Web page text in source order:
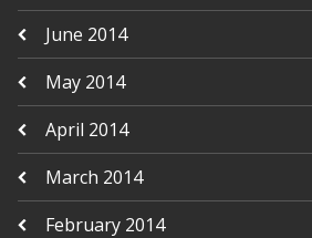
June 2014
May 2014
April 2014
March 2014
February 2014